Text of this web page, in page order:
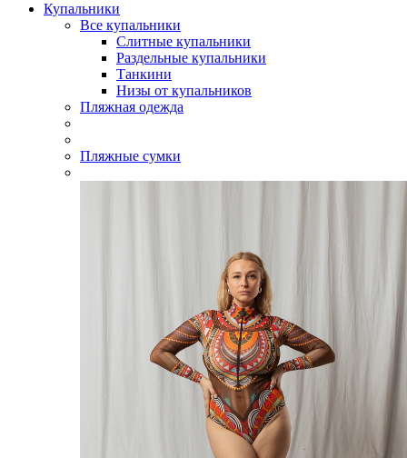
Купальники
Все купальники
Слитные купальники
Раздельные купальники
Танкини
Низы от купальников
Пляжная одежда
Пляжные сумки